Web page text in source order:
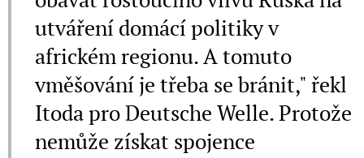
utváření domácí politiky v
africkém regionu. A tomuto
vměšování je třeba se bránit," řekl
Itoda pro Deutsche Welle. Protože
nemůže získat spojence